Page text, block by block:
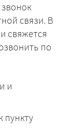
связи. В
свяжется
по
и
пункту